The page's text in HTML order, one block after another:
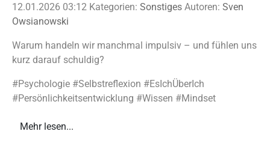
12.01.2026 03:12 Kategorien: Sonstiges Autoren: Sven
Owsianowski
Warum handeln wir manchmal impulsiv – und fühlen uns
kurz darauf schuldig?
#Psychologie #Selbstreflexion #EsIchÜberIch
#Persönlichkeitsentwicklung #Wissen #Mindset
Mehr lesen...